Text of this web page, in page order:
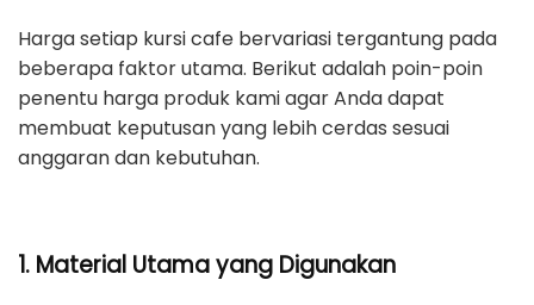
Harga setiap kursi cafe bervariasi tergantung pada
beberapa faktor utama. Berikut adalah poin-poin
penentu harga produk kami agar Anda dapat
membuat keputusan yang lebih cerdas sesuai
anggaran dan kebutuhan.
1. Material Utama yang Digunakan